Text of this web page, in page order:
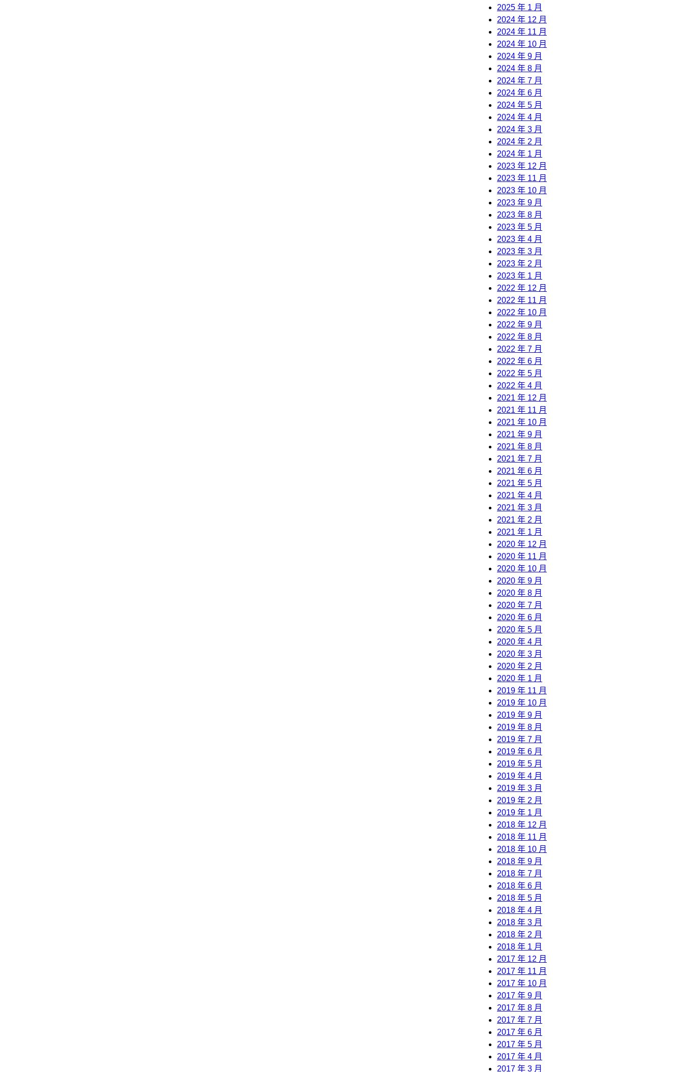
2025 年 1 月
2024 年 12 月
2024 年 11 月
2024 年 10 月
2024 年 9 月
2024 年 8 月
2024 年 7 月
2024 年 6 月
2024 年 5 月
2024 年 4 月
2024 年 3 月
2024 年 2 月
2024 年 1 月
2023 年 12 月
2023 年 11 月
2023 年 10 月
2023 年 9 月
2023 年 8 月
2023 年 5 月
2023 年 4 月
2023 年 3 月
2023 年 2 月
2023 年 1 月
2022 年 12 月
2022 年 11 月
2022 年 10 月
2022 年 9 月
2022 年 8 月
2022 年 7 月
2022 年 6 月
2022 年 5 月
2022 年 4 月
2021 年 12 月
2021 年 11 月
2021 年 10 月
2021 年 9 月
2021 年 8 月
2021 年 7 月
2021 年 6 月
2021 年 5 月
2021 年 4 月
2021 年 3 月
2021 年 2 月
2021 年 1 月
2020 年 12 月
2020 年 11 月
2020 年 10 月
2020 年 9 月
2020 年 8 月
2020 年 7 月
2020 年 6 月
2020 年 5 月
2020 年 4 月
2020 年 3 月
2020 年 2 月
2020 年 1 月
2019 年 11 月
2019 年 10 月
2019 年 9 月
2019 年 8 月
2019 年 7 月
2019 年 6 月
2019 年 5 月
2019 年 4 月
2019 年 3 月
2019 年 2 月
2019 年 1 月
2018 年 12 月
2018 年 11 月
2018 年 10 月
2018 年 9 月
2018 年 7 月
2018 年 6 月
2018 年 5 月
2018 年 4 月
2018 年 3 月
2018 年 2 月
2018 年 1 月
2017 年 12 月
2017 年 11 月
2017 年 10 月
2017 年 9 月
2017 年 8 月
2017 年 7 月
2017 年 6 月
2017 年 5 月
2017 年 4 月
2017 年 3 月